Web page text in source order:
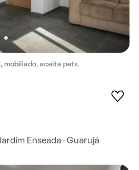
mobiliado, aceita pets.
Enseada · Guarujá